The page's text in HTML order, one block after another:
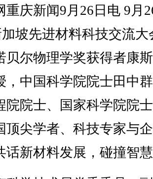
庆新闻9月26日电 9月
坡先进材料科技交流大
贝尔物理学奖获得者康
，中国科学院院士田中
院院士、国家科学院院
顶尖学者、科技专家与
话新材料发展，碰撞智